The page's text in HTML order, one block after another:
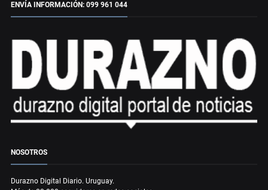
ENVÍA INFORMACIÓN: 099 961 044
NOSOTROS
Durazno Digital Diario. Uruguay.